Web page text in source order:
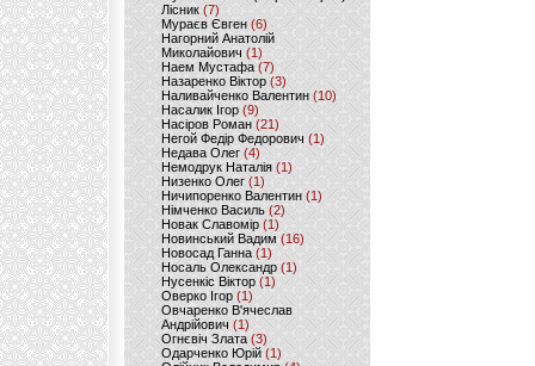
Лісник (7)
Мураєв Євген(6)
Нагорний Анатолій
Миколайович (1)
Наем Мустафа (7)
Назаренко Віктор (3)
Наливайченко Валентин (10)
Насалик Ігор(9)
Насіров Роман (21)
Негой Федір Федорович(1)
Недава Олег(4)
Немодрук Наталія(1)
Низенко Олег (1)
Ничипоренко Валентин (1)
Німченко Василь (2)
Новак Славомір (1)
Новинський Вадим (16)
Новосад Ганна (1)
Носаль Олександр (1)
Нусенкіс Віктор (1)
Оверко Ігор (1)
Овчаренко В'ячеслав
Андрійович(1)
Огнєвіч Злата (3)
Одарченко Юрій(1)